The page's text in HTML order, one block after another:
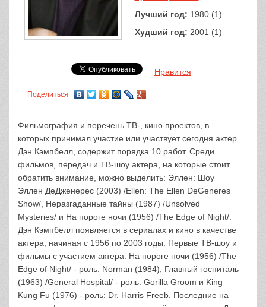
Лучший год: 1980 (1)
Худший год: 2001 (1)
Нравится
Поделиться
Фильмография и перечень ТВ-, кино проектов, в
которых принимал участие или участвует сегодня актер
Дэн Кэмпбелл, содержит порядка 10 работ. Среди
фильмов, передач и ТВ-шоу актера, на которые стоит
обратить внимание, можно выделить: Эллен: Шоу
Эллен ДеДженерес (2003) /Ellen: The Ellen DeGeneres
Show/, Неразгаданные тайны (1987) /Unsolved
Mysteries/ и На пороге ночи (1956) /The Edge of Night/.
Дэн Кэмпбелл появляется в сериалах и кино в качестве
актера, начиная с 1956 по 2003 годы. Первые ТВ-шоу и
фильмы с участием актера: На пороге ночи (1956) /The
Edge of Night/ - роль: Norman (1984), Главный госпиталь
(1963) /General Hospital/ - роль: Gorilla Groom и King
Kung Fu (1976) - роль: Dr. Harris Freeb. Последние на